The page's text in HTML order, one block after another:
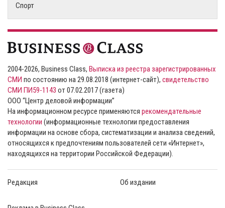
Спорт
2004-2026, Business Class, Выписка из реестра зарегистрированных
СМИ по состоянию на 29.08.2018 (интернет-сайт), свидетельство
СМИ ПИ59-1143 от 07.02.2017 (газета)
ООО “Центр деловой информации”
На информационном ресурсе применяются рекомендательные
технологии (информационные технологии предоставления
информации на основе сбора, систематизации и анализа сведений,
относящихся к предпочтениям пользователей сети «Интернет»,
находящихся на территории Российской Федерации).
Редакция Об издании